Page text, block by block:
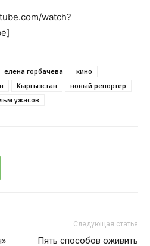
watch?
елена горбачева
кино
Кыргызстан
новый репортер
ужасов
Следующая статья
Пять способов оживить